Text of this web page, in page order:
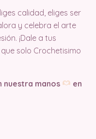
calidad, eliges ser
y celebra el arte
¡Dale a tus
solo Crochetisimo
nuestra manos
en